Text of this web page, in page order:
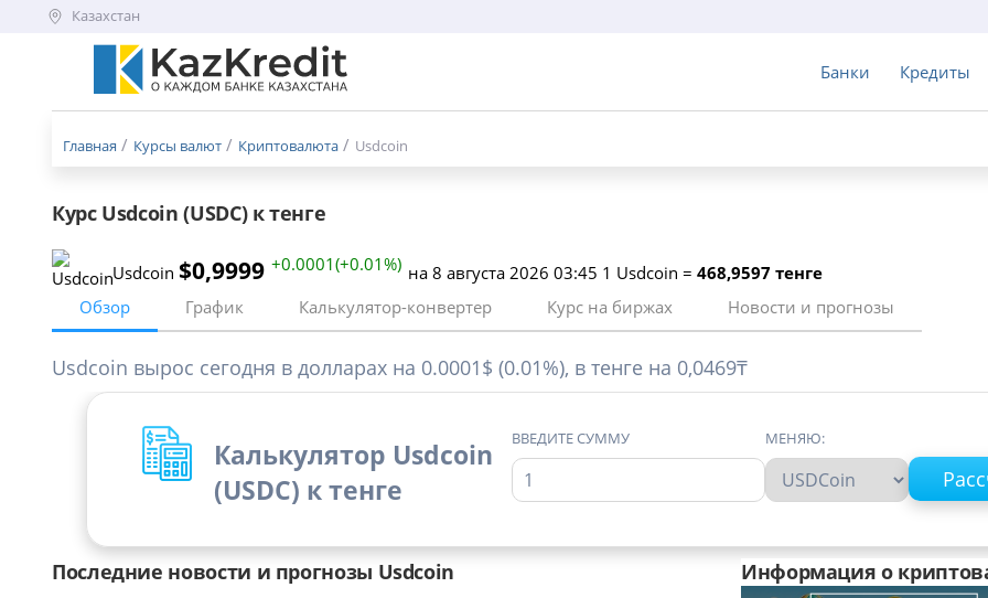
Казахстан
Банки Кредиты
Меню
Главная Курсы валют Криптовалюта Usdcoin
Курс Usdcoin (USDC) к тенге
Usdcoin $0,9999 +0.0001(+0.01%) на 8 августа 2026 03:45 1 Usdcoin = 468,9597 тенге
Обзор
График Калькулятор-конвертер Курс на биржах Новости и прогнозы
Usdcoin вырос сегодня в долларах на 0.0001$ (0.01%), в тенге на 0,0469₸
Калькулятор Usdcoin
(USDC) к тенге
ВВЕДИТЕ СУММУ МЕНЯЮ:
Последние новости и прогнозы Usdcoin Информация о